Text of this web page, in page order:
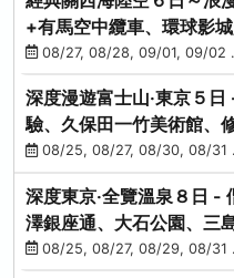
+有馬空中纜車、環球影
08/27, 08/28, 09/01, 09/02
深度漫遊富士山‧東京５
驗、久保田一竹美術館、
SAPHIR踴子號
08/25, 08/27, 08/30, 08/31
深度東京‧全覽溫泉８日 -
澤銀座通、大石公園、三
海鮮食べ放題
08/25, 08/27, 08/29, 08/31